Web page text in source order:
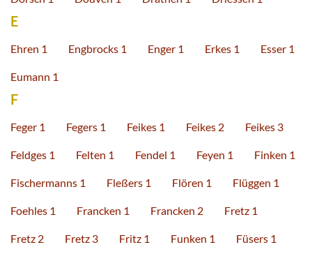
E
Ehren 1 Engbrocks 1 Enger 1 Erkes 1 Esser 1
Eumann 1
F
Feger 1 Fegers 1 Feikes 1 Feikes 2 Feikes 3
Feldges 1 Felten 1 Fendel 1 Feyen 1 Finken 1
Fischermanns 1 Fleßers 1 Flören 1 Flüggen 1
Foehles 1 Francken 1 Francken 2 Fretz 1
Fretz 2 Fretz 3 Fritz 1 Funken 1 Füsers 1